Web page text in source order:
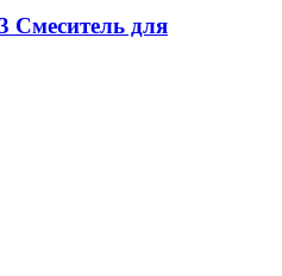
Смеситель для